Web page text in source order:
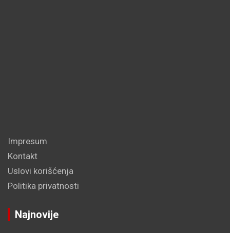
Impresum
Kontakt
Uslovi korišćenja
Politika privatnosti
Najnovije